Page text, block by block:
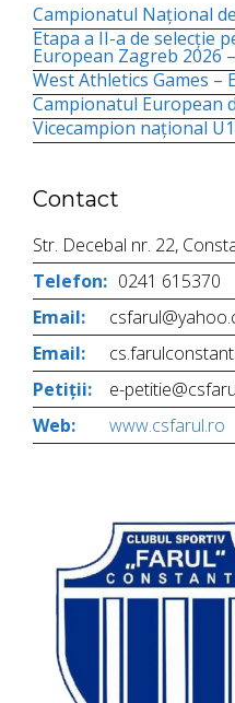
Campionatul Național
Etapa a II-a de selecție
European Zagreb 2026
West Athletics Games –
Campionatul European
Vicecampion național
Contact
Str. Decebal nr. 22,
Telefon: 0241 615370
Email:
Email:
Petiții:
e-
Web:
www.csfarul.ro